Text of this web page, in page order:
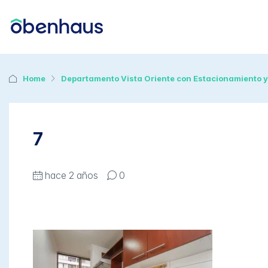
Home Departamento Vista Oriente con Estacionamiento
7
hace 2 años 0